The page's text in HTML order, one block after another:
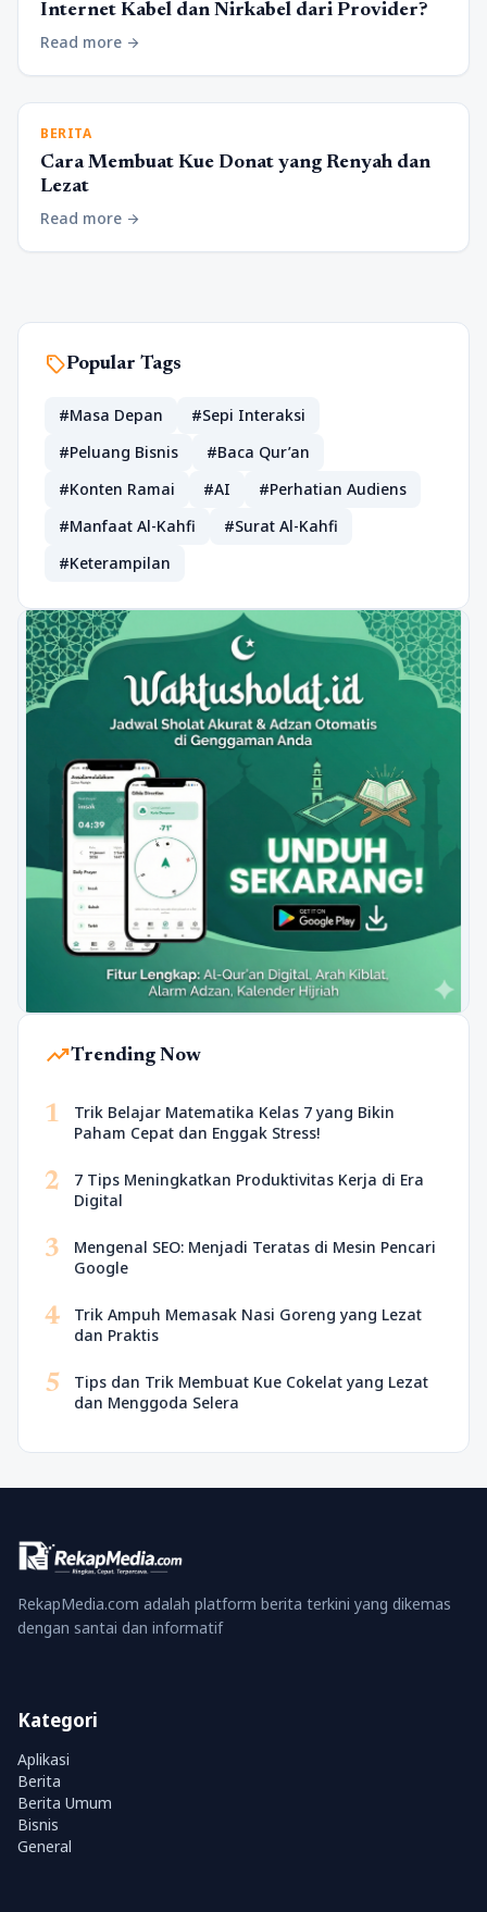
Internet Kabel dan Nirkabel dari Provider?
Read more arrow_forward
BERITA
Cara Membuat Kue Donat yang Renyah dan
Lezat
Read more arrow_forward
sellPopular Tags
#Masa Depan
#Sepi Interaksi
#Peluang Bisnis
#Baca Qur’an
#Konten Ramai
#AI
#Perhatian Audiens
#Manfaat Al-Kahfi
#Surat Al-Kahfi
#Keterampilan
trending_upTrending Now
1
Trik Belajar Matematika Kelas 7 yang Bikin
Paham Cepat dan Enggak Stress!
2
7 Tips Meningkatkan Produktivitas Kerja di Era
Digital
3
Mengenal SEO: Menjadi Teratas di Mesin Pencari
Google
4
Trik Ampuh Memasak Nasi Goreng yang Lezat
dan Praktis
5
Tips dan Trik Membuat Kue Cokelat yang Lezat
dan Menggoda Selera
RekapMedia.com adalah platform berita terkini yang dikemas
dengan santai dan informatif
Kategori
Aplikasi
Berita
Berita Umum
Bisnis
General